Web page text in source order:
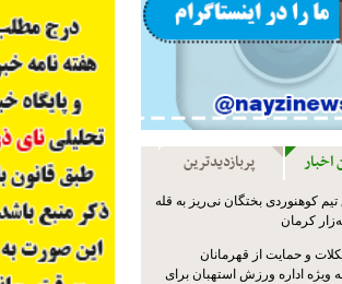
پربازدیدترین
کوهنوردی بختگان نی‌ریز به قله
و حمایت از قهرمانان
ویژه اداره ورزش استهبان برای